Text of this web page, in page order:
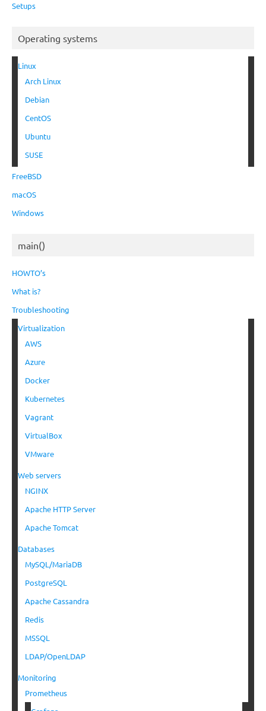
Setups
Operating systems
Linux
Arch Linux
Debian
CentOS
Ubuntu
SUSE
FreeBSD
macOS
Windows
main()
HOWTO’s
What is?
Troubleshooting
Virtualization
AWS
Azure
Docker
Kubernetes
Vagrant
VirtualBox
VMware
Web servers
NGINX
Apache HTTP Server
Apache Tomcat
Databases
MySQL/MariaDB
PostgreSQL
Apache Cassandra
Redis
MSSQL
LDAP/OpenLDAP
Monitoring
Prometheus